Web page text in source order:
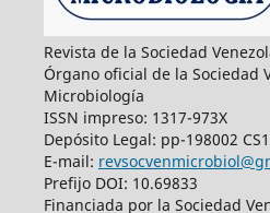
Revista de la Sociedad
Órgano oficial de la Sociedad
Microbiología
ISSN impreso: 1317-973X
Depósito Legal: pp-198002
E-mail:
Prefijo DOI: 10.69833
Financiada por la Sociedad